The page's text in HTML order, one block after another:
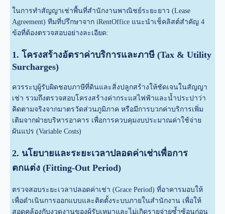
ในการทำสัญญาเช่าพื้นที่สำนักงานพาณิชย์ระยะยาว (Lease
Agreement) ทีมที่ปรึกษาจาก iRentOffice แนะนำเช็คลิสต์สำคัญ 4
ข้อที่ต้องตรวจสอบอย่างละเอียด:
1. โครงสร้างอัตราค่าบริการและภาษี (Tax & Utility
Surcharges)
ควรระบุผู้รับผิดชอบภาษีที่ดินและสิ่งปลูกสร้างให้ชัดเจนในสัญญา
เช่า รวมถึงตรวจสอบโครงสร้างค่ากระแสไฟฟ้าและน้ำประปาว่า
คิดตามจริงจากมาตรวัดส่วนภูมิภาค หรือมีการบวกค่าบริการเพิ่ม
เติมจากฝ่ายบริหารอาคาร เพื่อการควบคุมงบประมาณค่าใช้จ่าย
ผันแปร (Variable Costs)
2. นโยบายและระยะเวลาปลอดค่าเช่าเพื่อการ
ตกแต่ง (Fitting-Out Period)
ตรวจสอบระยะเวลาปลอดค่าเช่า (Grace Period) ที่อาคารมอบให้
เพื่อดำเนินการออกแบบและติดตั้งระบบภายในสำนักงาน เพื่อให้
สอดคล้องกับงวดงานของผู้รับเหมาและไม่เกิดรายจ่ายซ้ำซ้อนก่อน